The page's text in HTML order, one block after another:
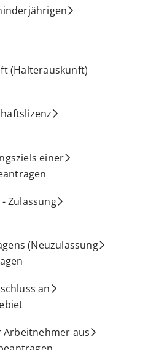
(Halterauskunft)
einer
Zulassung
(Neuzulassung
an
aus